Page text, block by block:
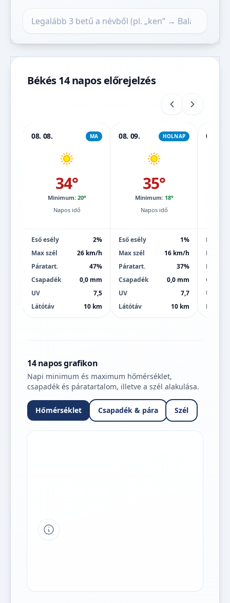
Békés 14 napos előrejelzés
08. 08. MA
34°
Minimum: 20°
Napos idő
Eső esély
2%
Max szél
26 km/h
Páratart.
47%
Csapadék
0,0 mm
UV
7,5
Látótáv
10 km
08. 09. HOLNAP
35°
Minimum: 18°
Napos idő
Eső esély
1%
Max szél
16 km/h
Páratart.
37%
Csapadék
0,0 mm
UV
7,7
Látótáv
10 km
08. 10.
Eső
Max
UV
Látótáv
14 napos grafikon
Napi minimum és maximum hőmérséklet,
csapadék és páratartalom, illetve a szél alakulása.
Hőmérséklet Csapadék & pára Szél
Tipp a grafikon jelmagyarázatához